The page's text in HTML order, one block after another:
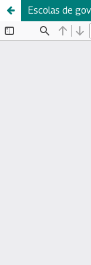
Escolas de